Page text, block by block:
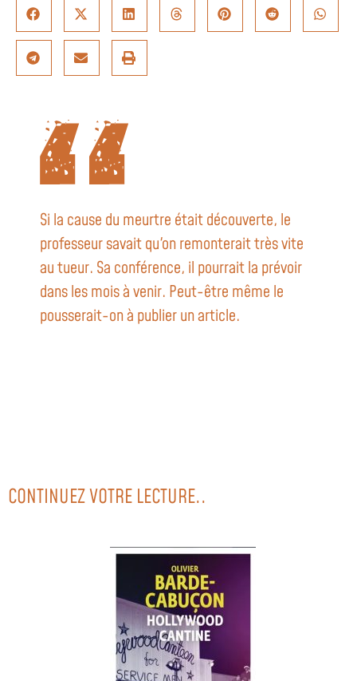
Si la cause du meurtre était découverte, le
professeur savait qu'on remonterait très vite
au tueur. Sa conférence, il pourrait la prévoir
dans les mois à venir. Peut-être même le
pousserait-on à publier un article.
CONTINUEZ VOTRE LECTURE..